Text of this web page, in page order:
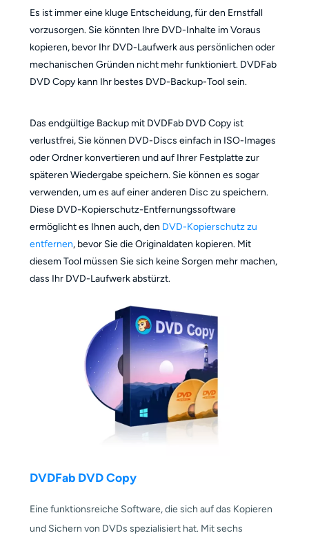
Es ist immer eine kluge Entscheidung, für den Ernstfall
vorzusorgen. Sie könnten Ihre DVD-Inhalte im Voraus
kopieren, bevor Ihr DVD-Laufwerk aus persönlichen oder
mechanischen Gründen nicht mehr funktioniert. DVDFab
DVD Copy kann Ihr bestes DVD-Backup-Tool sein.
Das endgültige Backup mit DVDFab DVD Copy ist
verlustfrei, Sie können DVD-Discs einfach in ISO-Images
oder Ordner konvertieren und auf Ihrer Festplatte zur
späteren Wiedergabe speichern. Sie können es sogar
verwenden, um es auf einer anderen Disc zu speichern.
Diese DVD-Kopierschutz-Entfernungssoftware
ermöglicht es Ihnen auch, den DVD-Kopierschutz zu
entfernen, bevor Sie die Originaldaten kopieren. Mit
diesem Tool müssen Sie sich keine Sorgen mehr machen,
dass Ihr DVD-Laufwerk abstürzt.
DVDFab DVD Copy
Eine funktionsreiche Software, die sich auf das Kopieren
und Sichern von DVDs spezialisiert hat. Mit sechs